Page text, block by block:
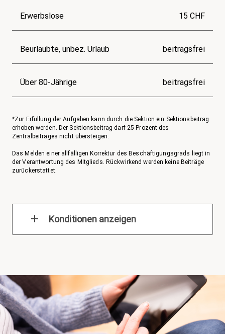
Erwerbslose 15 CHF
Beurlaubte, unbez. Urlaub beitragsfrei
Über 80-Jährige beitragsfrei
*Zur Erfüllung der Aufgaben kann durch die Sektion ein Sektionsbeitrag
erhoben werden. Der Sektionsbeitrag darf 25 Prozent des
Zentralbeitrages nicht übersteigen.
Das Melden einer allfälligen Korrektur des Beschäftigungsgrads liegt in
der Verantwortung des Mitglieds. Rückwirkend werden keine Beiträge
zurückerstattet.
Konditionen anzeigen